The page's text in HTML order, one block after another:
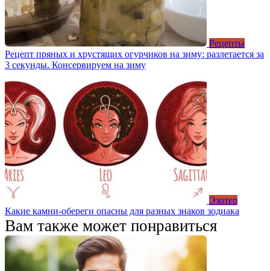
Рецепты
Рецепт пряных и хрустящих огурчиков на зиму: разлетается за
3 секунды. Консервируем на зиму
Эзотер
Какие камни-обереги опасны для разных знаков зодиака
Вам также может понравиться